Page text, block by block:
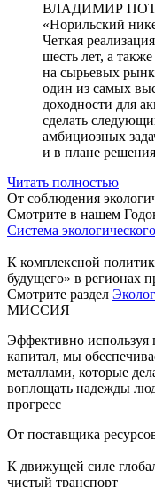
ВЛАДИМИР
«Норильский
Четкая
шесть лет, а
на сырьевых
один из самых
доходности для
сделать
амбициозных
и в плане
Читать полностью
От соблюдения
Смотрите в нашем
Система
К комплексной
будущего» в регионах
Смотрите раздел
МИССИЯ
Эффективно
капитал, мы
металлами, которые
воплощать надежды
прогресс
От поставщика
К движущей силе
чистый транспорт